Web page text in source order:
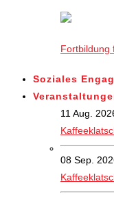
Fortbildung
Soziales
11 Aug.
08 Sep.